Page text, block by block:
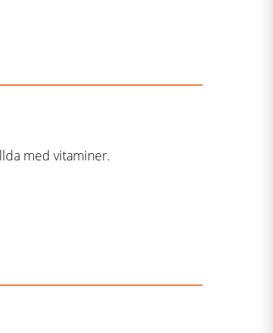
med vitaminer.